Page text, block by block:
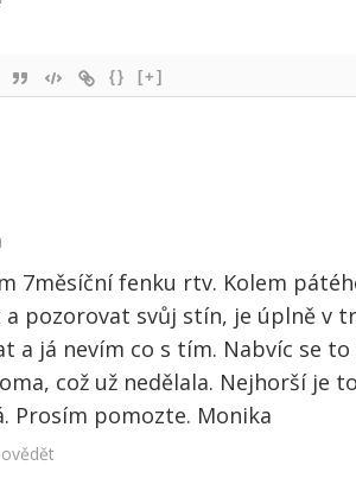
{} [+]
7měsíční fenku rtv. Kolem
pozorovat svůj stín, je úplně v
a já nevím co s tím. Nabvíc se to
což už nedělala. Nejhorší je
Prosím pomozte. Monika